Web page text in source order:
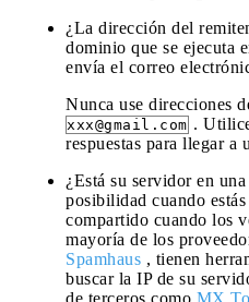
¿La dirección del
dominio que se ejecuta
envía el correo
Nunca use direcciones
xxx@gmail.com .
respuestas para llegar a
¿Está su servidor en
posibilidad cuando
compartido cuando los
mayoría de los
Spamhaus , tienen
buscar la IP de su
de terceros como MX